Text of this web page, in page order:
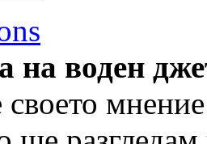
на воден
своето